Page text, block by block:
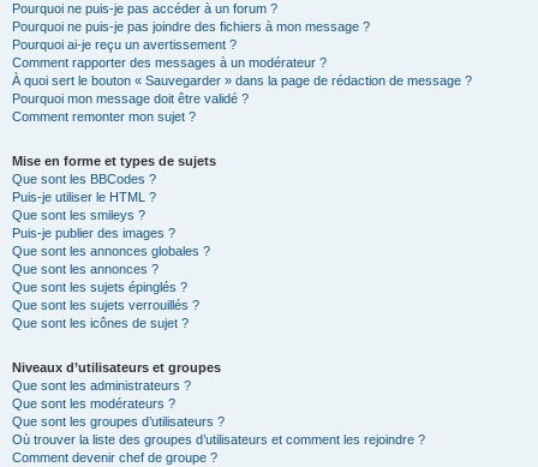
Pourquoi ne puis-je pas accéder à un forum ?
Pourquoi ne puis-je pas joindre des fichiers à mon message ?
Pourquoi ai-je reçu un avertissement ?
Comment rapporter des messages à un modérateur ?
À quoi sert le bouton « Sauvegarder » dans la page de rédaction de message ?
Pourquoi mon message doit être validé ?
Comment remonter mon sujet ?
Mise en forme et types de sujets
Que sont les BBCodes ?
Puis-je utiliser le HTML ?
Que sont les smileys ?
Puis-je publier des images ?
Que sont les annonces globales ?
Que sont les annonces ?
Que sont les sujets épinglés ?
Que sont les sujets verrouillés ?
Que sont les icônes de sujet ?
Niveaux d’utilisateurs et groupes
Que sont les administrateurs ?
Que sont les modérateurs ?
Que sont les groupes d’utilisateurs ?
Où trouver la liste des groupes d’utilisateurs et comment les rejoindre ?
Comment devenir chef de groupe ?